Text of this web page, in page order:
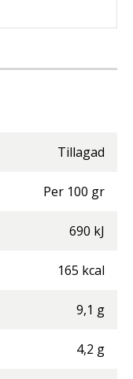
Tillagad
Per 100 gr
690 kJ
165 kcal
9,1 g
4,2 g